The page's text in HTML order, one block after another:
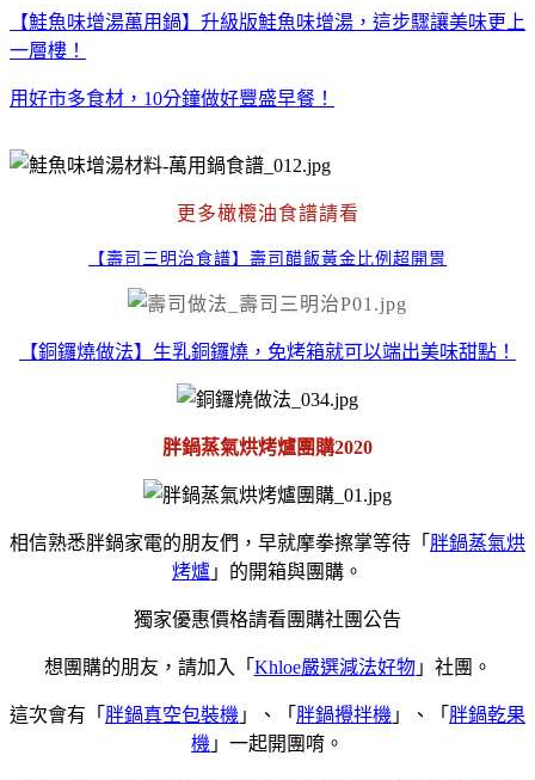
【鮭魚味增湯萬用鍋】升級版鮭魚味增湯，這步驟讓美味更上
一層樓！
用好市多食材， 10分鐘做好豐盛早餐！
更多橄欖油食譜請看
【壽司三明治食譜】壽司醋飯黃金比例超開胃
【銅鑼燒做法】生乳銅鑼燒，免烤箱就可以端出美味甜點！
胖鍋蒸氣烘烤爐團購2020
相信熟悉胖鍋家電的朋友們，早就摩拳擦掌等待「 胖鍋蒸氣烘
烤爐 」的開箱與團購。
獨家優惠價格請看團購社團公告
想團購的朋友，請加入 「 Khloe嚴選減法好物」社團。
這次會有「 胖鍋真空包裝機 」、「 胖鍋攪拌機 」、「 胖鍋乾果
機 」一起開團唷。